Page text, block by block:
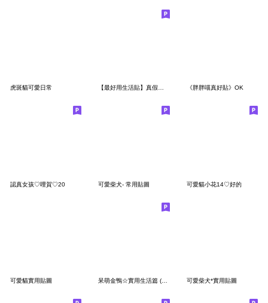
虎斑貓可愛日常 【最好用生活貼】真假！尼尼兔拜託啦！ 《胖胖喵真好貼》OK
認真女孩♡哩賀♡20 可愛柴犬- 常用貼圖 可愛貓小花14♡好的
可愛貓實用貼圖 可愛柴犬*實用貼圖